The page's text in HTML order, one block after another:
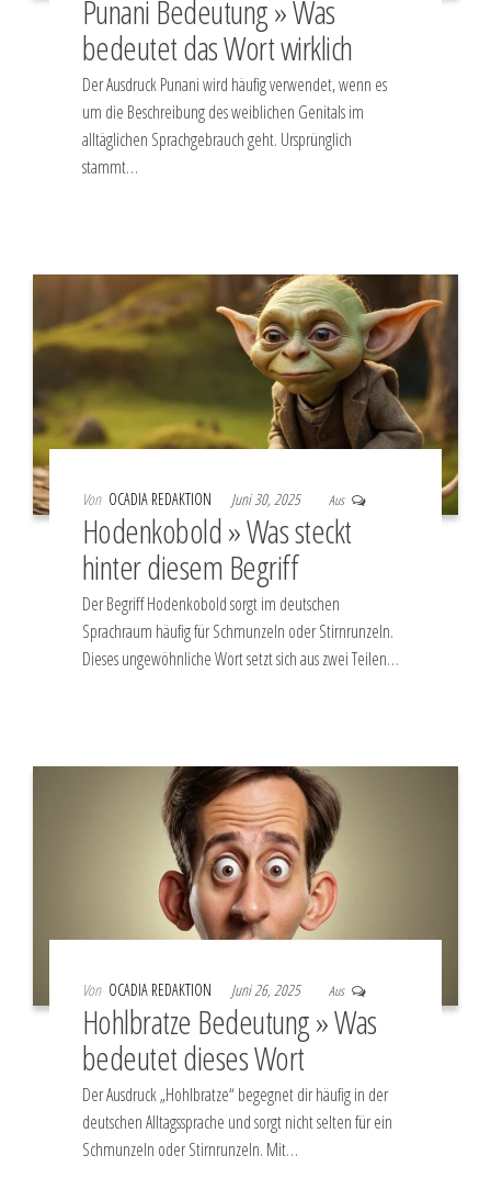
Punani Bedeutung » Was
bedeutet das Wort wirklich
Der Ausdruck Punani wird häufig verwendet, wenn es
um die Beschreibung des weiblichen Genitals im
alltäglichen Sprachgebrauch geht. Ursprünglich
stammt…
Von OCADIA REDAKTION Juni 30, 2025 Aus
Hodenkobold » Was steckt
hinter diesem Begriff
Der Begriff Hodenkobold sorgt im deutschen
Sprachraum häufig für Schmunzeln oder Stirnrunzeln.
Dieses ungewöhnliche Wort setzt sich aus zwei Teilen…
Von OCADIA REDAKTION Juni 26, 2025 Aus
Hohlbratze Bedeutung » Was
bedeutet dieses Wort
Der Ausdruck „Hohlbratze“ begegnet dir häufig in der
deutschen Alltagssprache und sorgt nicht selten für ein
Schmunzeln oder Stirnrunzeln. Mit…